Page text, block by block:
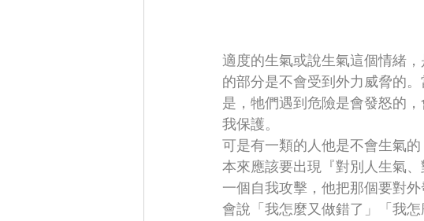
適度的生氣或說生氣這個情緒
的部分是不會受到外力威脅的
是，牠們遇到危險是會發怒的
我保護。
可是有一類的人他是不會生氣
本來應該要出現『對別人生氣
一個自我攻擊，他把那個要對
會說「我怎麼又做錯了」「我